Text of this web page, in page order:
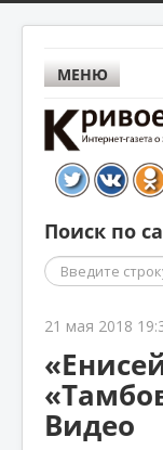
МЕНЮ
Поиск по
Поиск
21 мая 2018
Видео